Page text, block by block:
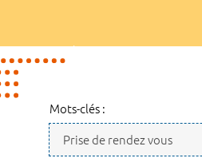
Mots-clés :